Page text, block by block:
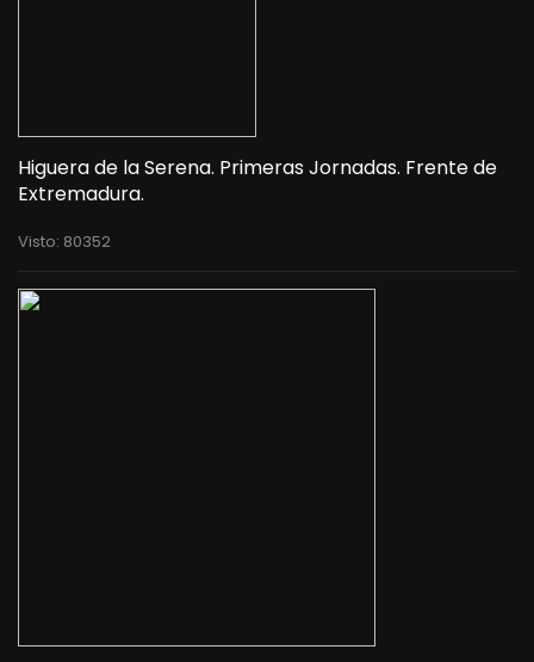
Higuera de la Serena. Primeras Jornadas. Frente de
Extremadura.
Visto: 80352